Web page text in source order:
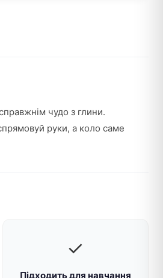
чудо з глини.
руки, а коло саме
✓
Підходить для навчання